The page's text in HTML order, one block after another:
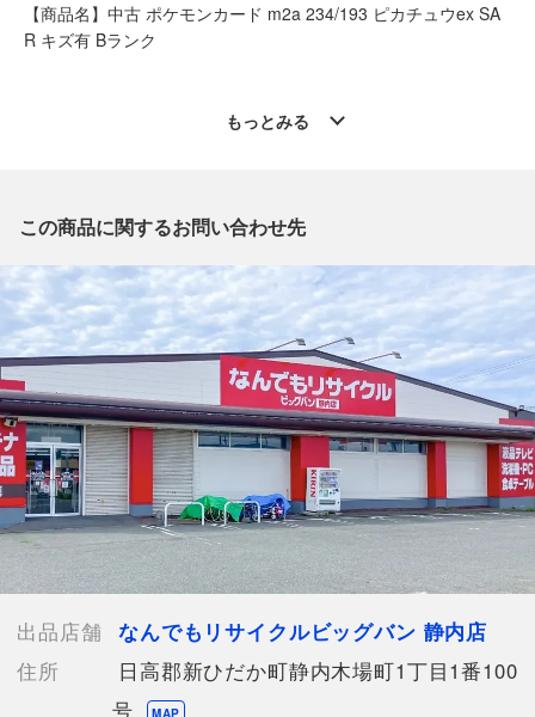
【商品名】中古 ポケモンカード m2a 234/193 ピカチュウex SA
R キズ有 Bランク
※「なんでもリサイクルビッグバン 公式オンラインストアの出
電話番号：0146-42-3196
【店舗内商品コード】1014101261603
【メーカー】
【付属品】なし
【ランク】Bランク
通常使用による傷や汚れが見受けられる中古品
【詳細備考】
■記載のない見落としによるキズ等がある場合がございます
■状態に関しましては画像よりご確認くださいませ
■機械排出品につきましては初期キズがある場合がございます
■トラブル防止のためプレイ用として購入お願い致します
【使用予定配送業者】佐川急便 飛脚宅配便60サイズ
【こちらの商品は在庫連動システムを導入し、店頭や他ネットシ
ョップと併売を行なっておりますが、
もっとみる
この商品に関するお問い合わせ先
出品店舗
なんでもリサイクルビッグバン 静内店
住所
日高郡新ひだか町静内木場町1丁目1番100
号
MAP